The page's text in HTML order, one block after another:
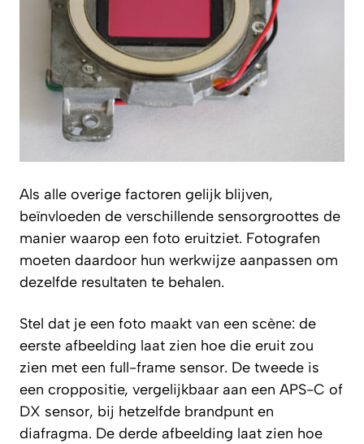
Als alle overige factoren gelijk blijven,
beïnvloeden de verschillende sensorgroottes de
manier waarop een foto eruitziet. Fotografen
moeten daardoor hun werkwijze aanpassen om
dezelfde resultaten te behalen.
Stel dat je een foto maakt van een scène: de
eerste afbeelding laat zien hoe die eruit zou
zien met een full-frame sensor. De tweede is
een croppositie, vergelijkbaar aan een APS-C of
DX sensor, bij hetzelfde brandpunt en
diafragma. De derde afbeelding laat zien hoe